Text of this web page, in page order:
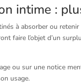
intime :
à absorber ou
faire l’objet d’un
ou sur une notice
usage.